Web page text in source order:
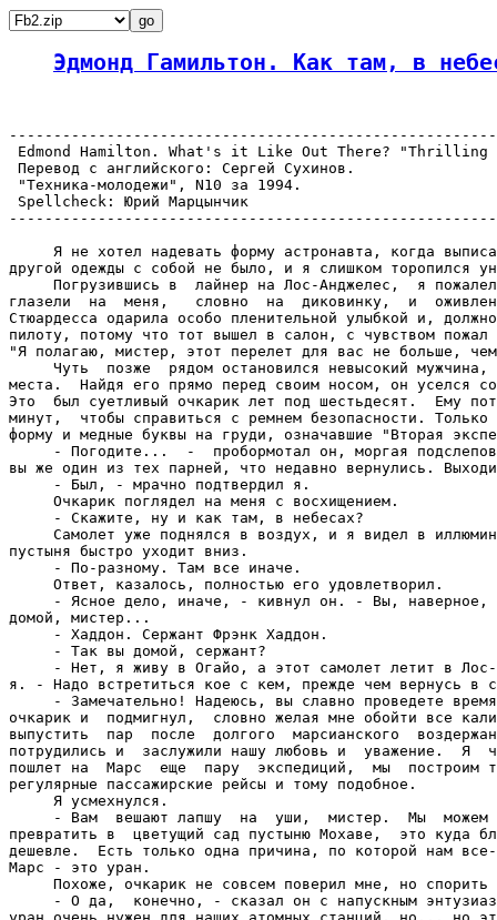
Эдмонд Гамильтон. Как там, в